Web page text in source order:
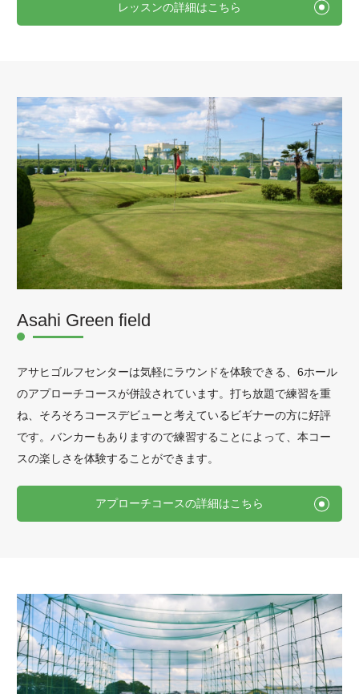
レッスンの詳細はこちら
Asahi Green field
アサヒゴルフセンターは気軽にラウンドを体験できる、6ホール
のアプローチコースが併設されています。打ち放題で練習を重
ね、そろそろコースデビューと考えているビギナーの方に好評
です。バンカーもありますので練習することによって、本コー
スの楽しさを体験することができます。
アプローチコースの詳細はこちら